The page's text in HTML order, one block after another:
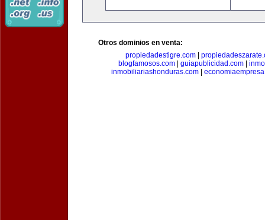
Otros dominios en venta:
propiedadestigre.com
blogfamosos.com
guiapublicidad.com
inmobiliariashonduras.com